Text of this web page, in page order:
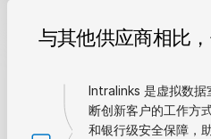
与其他供应商相比
Intralinks 是虚拟数据
断创新客户的工作方
和银行级安全保障，